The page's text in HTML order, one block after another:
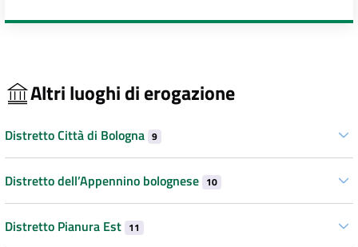
Altri luoghi di erogazione
Distretto Città di Bologna 9
Distretto dell’Appennino bolognese 10
Distretto Pianura Est 11